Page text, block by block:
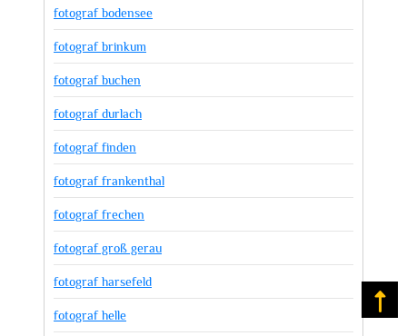
fotograf bodensee
fotograf brinkum
fotograf buchen
fotograf durlach
fotograf finden
fotograf frankenthal
fotograf frechen
fotograf groß gerau
fotograf harsefeld
fotograf helle